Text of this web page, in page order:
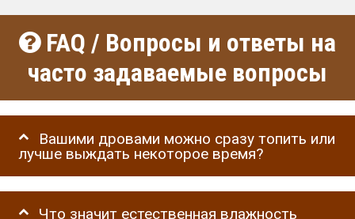
FAQ / Вопросы и ответы на
часто задаваемые вопросы
Вашими дровами можно сразу топить или
лучше выждать некоторое время?
Что значит естественная влажность